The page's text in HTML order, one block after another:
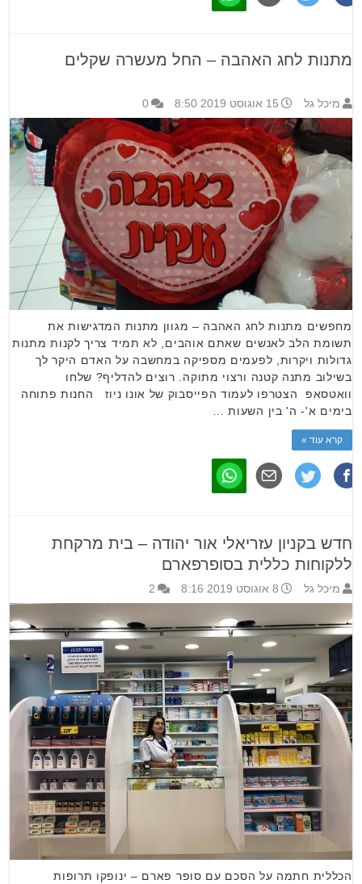
מתנות לחג האהבה – החל מעשרה שקלים
מיכל גל 15 אוגוסט 2019 8:50 0
מחפשים מתנות לחג האהבה – מגוון מתנות המדגישות את
תשומת הלב לאנשים שאתם אוהבים, לא תמיד צריך לקנות מתנות
גדולות ויקרות, לפעמים מספיקה במחשבה על האדם היקר לך
בשילוב מתנה קטנה ורצוי מתוקה. רוצים להדליף? שלחו
וואטסאפ הצטרפו לעמוד הפייסבוק של אונו ניוז החנות פתוחה
בימים א'- ה' בין השעות …
קרא עוד »
חדש בקניון עזריאלי אור יהודה – בית מרקחת
ללקוחות כללית בסופרפארם
מיכל גל 8 אוגוסט 2019 8:16 2
הכללית חתמה על הסכם עם סופר פארם – ינופקו תרופות